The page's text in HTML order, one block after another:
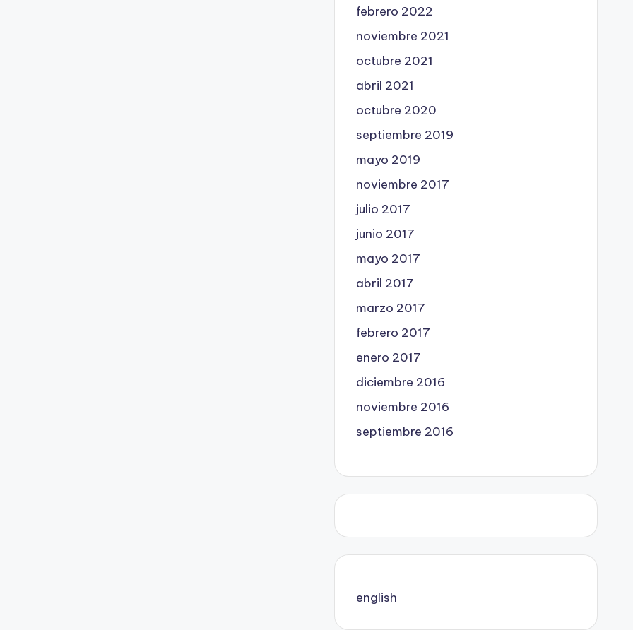
febrero 2022
noviembre 2021
octubre 2021
abril 2021
octubre 2020
septiembre 2019
mayo 2019
noviembre 2017
julio 2017
junio 2017
mayo 2017
abril 2017
marzo 2017
febrero 2017
enero 2017
diciembre 2016
noviembre 2016
septiembre 2016
english